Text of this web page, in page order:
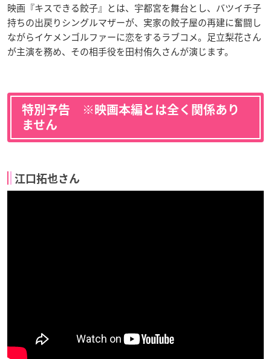
映画『キスできる餃子』とは、宇都宮を舞台とし、バツイチ子
持ちの出戻りシングルマザーが、実家の餃子屋の再建に奮闘し
ながらイケメンゴルファーに恋をするラブコメ。足立梨花さん
が主演を務め、その相手役を田村侑久さんが演じます。
特別予告 ※映画本編とは全く関係あり
ません
江口拓也さん